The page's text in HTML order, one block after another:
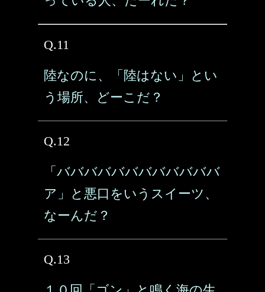
Q.11
陸なのに、「陸はない」とい
う場所、どーこだ？
Q.12
「ババババババババババババ
ア」と悪口をいうスイーツ、
なーんだ？
Q.13